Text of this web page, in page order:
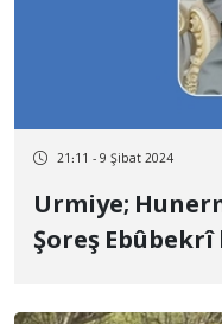
21:11 - 9 Şibat 2024
Urmiye;
Şoreş